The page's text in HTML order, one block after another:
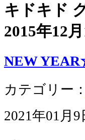
キドキド
2015年12月
NEW
カテゴリー：
2021年01月9